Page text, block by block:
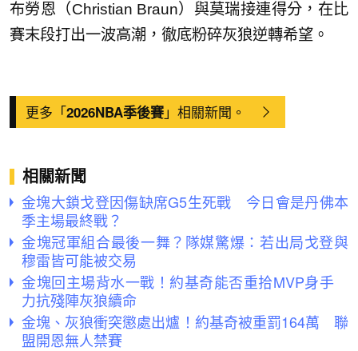
布勞恩（Christian Braun）與莫瑞接連得分，在比
賽末段打出一波高潮，徹底粉碎灰狼逆轉希望。
更多「2026NBA季後賽」相關新聞。
相關新聞
金塊大鎖戈登因傷缺席G5生死戰 今日會是丹佛本
季主場最終戰？
金塊冠軍組合最後一舞？隊媒驚爆：若出局戈登與
穆雷皆可能被交易
金塊回主場背水一戰！約基奇能否重拾MVP身手
力抗殘陣灰狼續命
金塊、灰狼衝突懲處出爐！約基奇被重罰164萬 聯
盟開恩無人禁賽